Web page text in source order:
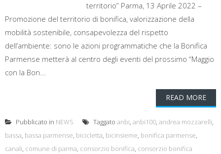
territorio” Parma, 13 Aprile 2022 –
Promozione del territorio di bonifica, valorizzazione della
mobilità sostenibile, consapevolezza del rispetto
dell’ambiente: sono le azioni programmatiche che la Bonifica
Parmense metterà al centro degli eventi del prossimo “Maggio
con la Bon...
READ MORE
Pubblicato in NEWS Taggato anbi, anbi100, andrea mozzarelli,
bassa, bassa parmense, bicicletta, bicinsieme, bonifica parmense,
canali, comune di parma, consorzio bonifica, consorzio bonifica